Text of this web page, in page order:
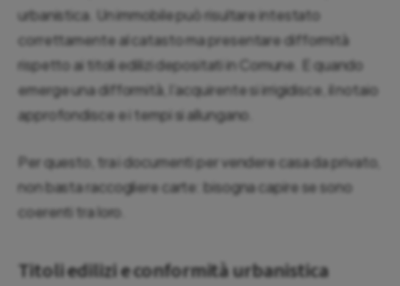
urbanistica. Un immobile può risultare intestato
correttamente al catasto ma presentare difformità
rispetto ai titoli edilizi depositati in Comune. E quando
emerge una difformità, l’acquirente si irrigidisce, il notaio
approfondisce e i tempi si allungano.
Per questo, tra i documenti per vendere casa da privato,
non basta raccogliere carte: bisogna capire se sono
coerenti tra loro.
Titoli edilizi e conformità urbanistica